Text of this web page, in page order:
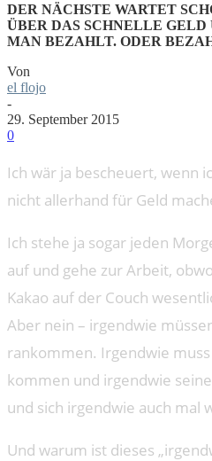
DER NÄCHSTE WARTET
ÜBER DAS SCHNELLE GELD
MAN BEZAHLT. ODER
Von
el flojo
-
29. September 2015
0
Ich wär ja bescheuert, wenn
nicht allerhand für Geld
Ich stehe ja sogar jeden
auf und gehe zur Arbeit,
Kakao auf der Couch
Aber nein – irgendwie
rankommen. Irgendwie
kommen und irgendwie
und sich irgendwie auch mal
Und warum ist dieses